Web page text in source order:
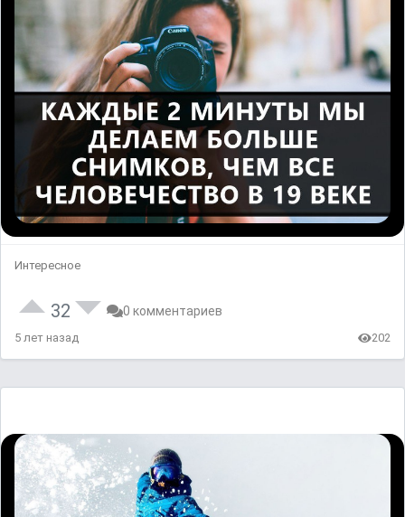
Интересное
32 0 комментариев
5 лет назад 202